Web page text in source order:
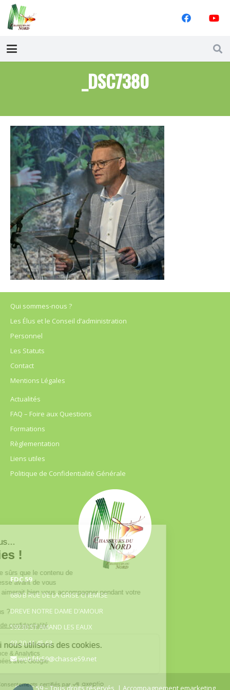
_DSC7380
Qui sommes-nous ?
Les Élus et le Conseil d’administration
Personnel
Les Statuts
Contact
Mentions Légales
Actualités
FAQ – Foire aux Questions
Formations
Règlementation
Liens utiles
Politique de Confidentialité Générale
FDC 59
680 B RUE DE LA GRISE CHEMISE
DREVE NOTRE DAME D’AMOUR
59230 ST AMAND LES EAUX
03.20.41.45.63
webfdc59@chasse59.net
© FDC 59 – Tous droits réservés | Accompagnement emarketing